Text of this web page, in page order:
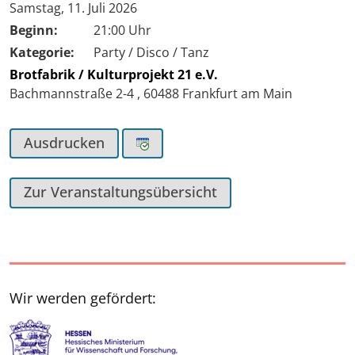
Tag der Veranstaltung:
Samstag, 11. Juli 2026
Beginn:
21:00 Uhr
Kategorie:
Party / Disco / Tanz
Brotfabrik / Kulturprojekt 21 e.V.
Bachmannstraße 2-4 , 60488 Frankfurt am Main
Ausdrucken
Zur Veranstaltungsübersicht
Wir werden gefördert: